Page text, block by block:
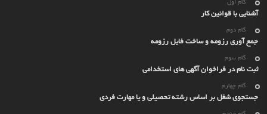
گام اول
آشنایی با قوانین کار
گام دوم
جمع آوری رزومه و ساخت فایل رزومه
گام سوم
ثبت نام در فراخوان آگهی های استخدامی
گام چهارم
جستجوی شغل بر اساس رشته تحصیلی و یا مهارت فردی